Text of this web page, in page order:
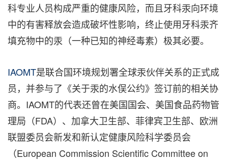
科专业人员构成严重的健康风险，而且牙科汞向环境
中的有害释放会造成破坏性影响，终止使用牙科汞齐
填充物中的汞（一种已知的神经毒素）极其必要。
IAOMT是联合国环境规划署全球汞伙伴关系的正式成
员，并参与了《关于汞的水俣公约》签订前的相关协
商。IAOMT的代表还曾在美国国会、美国食品药物管
理局（FDA）、加拿大卫生部、菲律宾卫生部、欧洲
联盟委员会新发和新认定健康风险科学委员会
（European Commission Scientific Committee on